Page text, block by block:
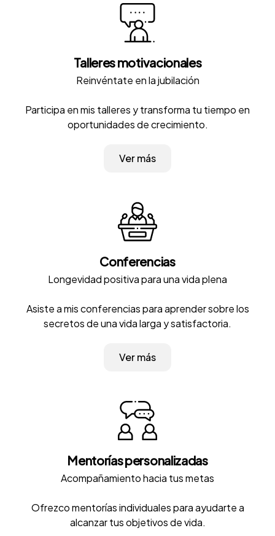
Talleres motivacionales
Reinvéntate en la jubilación
Participa en mis talleres y transforma tu tiempo en
oportunidades de crecimiento.
Ver más
Conferencias
Longevidad positiva para una vida plena
Asiste a mis conferencias para aprender sobre los
secretos de una vida larga y satisfactoria.
Ver más
Mentorías personalizadas
Acompañamiento hacia tus metas
Ofrezco mentorías individuales para ayudarte a
alcanzar tus objetivos de vida.